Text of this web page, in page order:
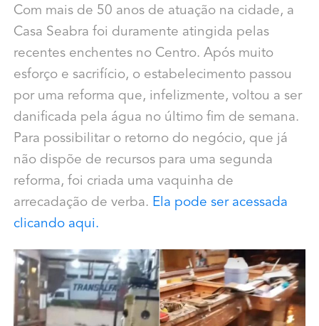
Com mais de 50 anos de atuação na cidade, a
Casa Seabra foi duramente atingida pelas
recentes enchentes no Centro. Após muito
esforço e sacrifício, o estabelecimento passou
por uma reforma que, infelizmente, voltou a ser
danificada pela água no último fim de semana.
Para possibilitar o retorno do negócio, que já
não dispõe de recursos para uma segunda
reforma, foi criada uma vaquinha de
arrecadação de verba. Ela pode ser acessada
clicando aqui.